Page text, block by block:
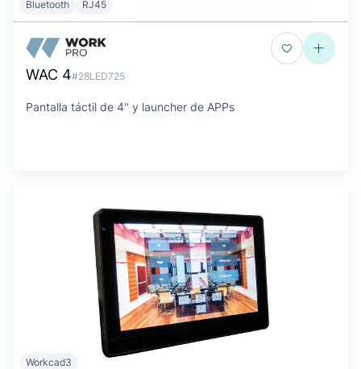
Bluetooth RJ45
WAC 4#28LED725
Pantalla táctil de 4'' y launcher de APPs
Workcad3